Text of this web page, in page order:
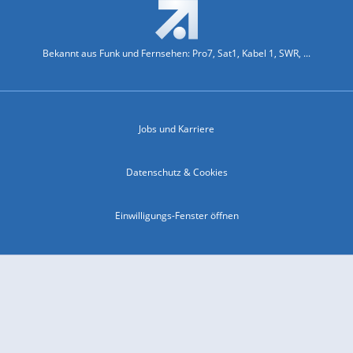
Bekannt aus Funk und Fernsehen: Pro7, Sat1, Kabel 1, SWR, ...
Jobs und Karriere
Datenschutz & Cookies
Einwilligungs-Fenster öffnen
Kontakt & Support